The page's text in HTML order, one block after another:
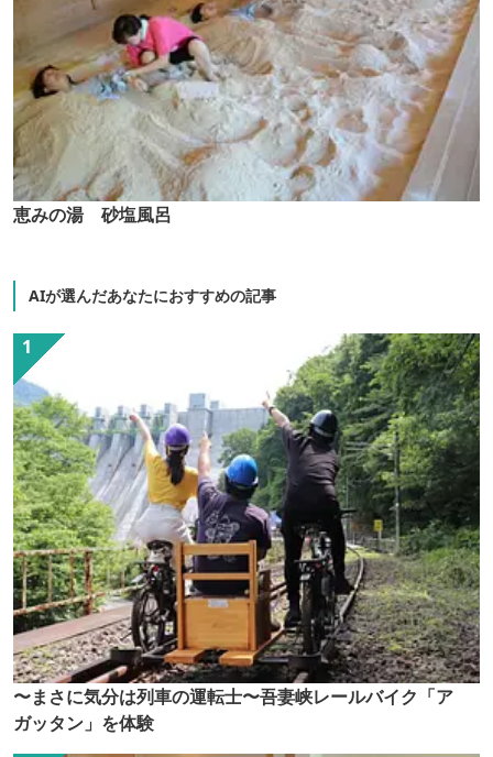
恵みの湯 砂塩風呂
AIが選んだあなたにおすすめの記事
〜まさに気分は列車の運転士〜吾妻峡レールバイク「ア
ガッタン」を体験